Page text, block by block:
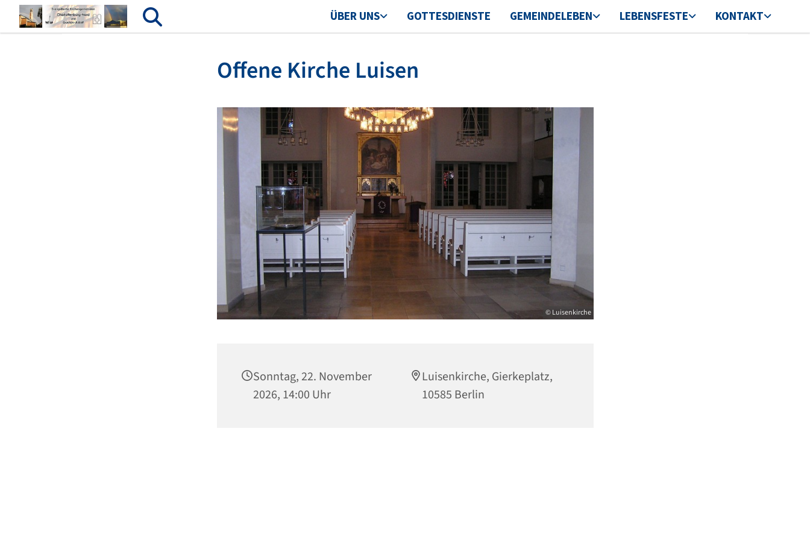
ÜBER UNS GOTTESDIENSTE GEMEINDELEBEN LEBENSFESTE KONTAKT
Offene Kirche Luisen
© Luisenkirche
Sonntag, 22. November
2026, 14:00 Uhr
Luisenkirche, Gierkeplatz,
10585 Berlin